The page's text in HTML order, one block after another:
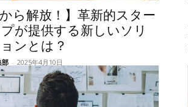
から解放！】革新的スター
プが提供する新しいソリ
ンとは？
- 2025年4月10日